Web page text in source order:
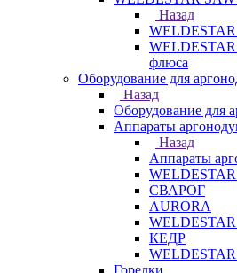
Назад
WELDESTAR
флюса
Оборудование для
Назад
Оборудование для
Аппараты
Назад
Аппараты
СВАРОГ
AURORA
КЕДР
Горелки